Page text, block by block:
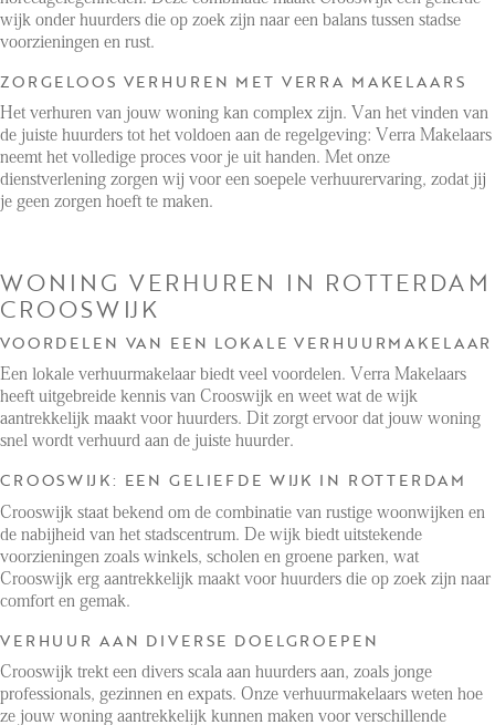
wijk onder huurders die op zoek zijn naar een balans tussen stadse
voorzieningen en rust.
ZORGELOOS VERHUREN MET VERRA MAKELAARS
Het verhuren van jouw woning kan complex zijn. Van het vinden van
de juiste huurders tot het voldoen aan de regelgeving: Verra Makelaars
neemt het volledige proces voor je uit handen. Met onze
dienstverlening zorgen wij voor een soepele verhuurervaring, zodat jij
je geen zorgen hoeft te maken.
WONING VERHUREN IN ROTTERDAM
CROOSWIJK
VOORDELEN VAN EEN LOKALE VERHUURMAKELAAR
Een lokale verhuurmakelaar biedt veel voordelen. Verra Makelaars
heeft uitgebreide kennis van Crooswijk en weet wat de wijk
aantrekkelijk maakt voor huurders. Dit zorgt ervoor dat jouw woning
snel wordt verhuurd aan de juiste huurder.
CROOSWIJK: EEN GELIEFDE WIJK IN ROTTERDAM
Crooswijk staat bekend om de combinatie van rustige woonwijken en
de nabijheid van het stadscentrum. De wijk biedt uitstekende
voorzieningen zoals winkels, scholen en groene parken, wat
Crooswijk erg aantrekkelijk maakt voor huurders die op zoek zijn naar
comfort en gemak.
VERHUUR AAN DIVERSE DOELGROEPEN
Crooswijk trekt een divers scala aan huurders aan, zoals jonge
professionals, gezinnen en expats. Onze verhuurmakelaars weten hoe
ze jouw woning aantrekkelijk kunnen maken voor verschillende